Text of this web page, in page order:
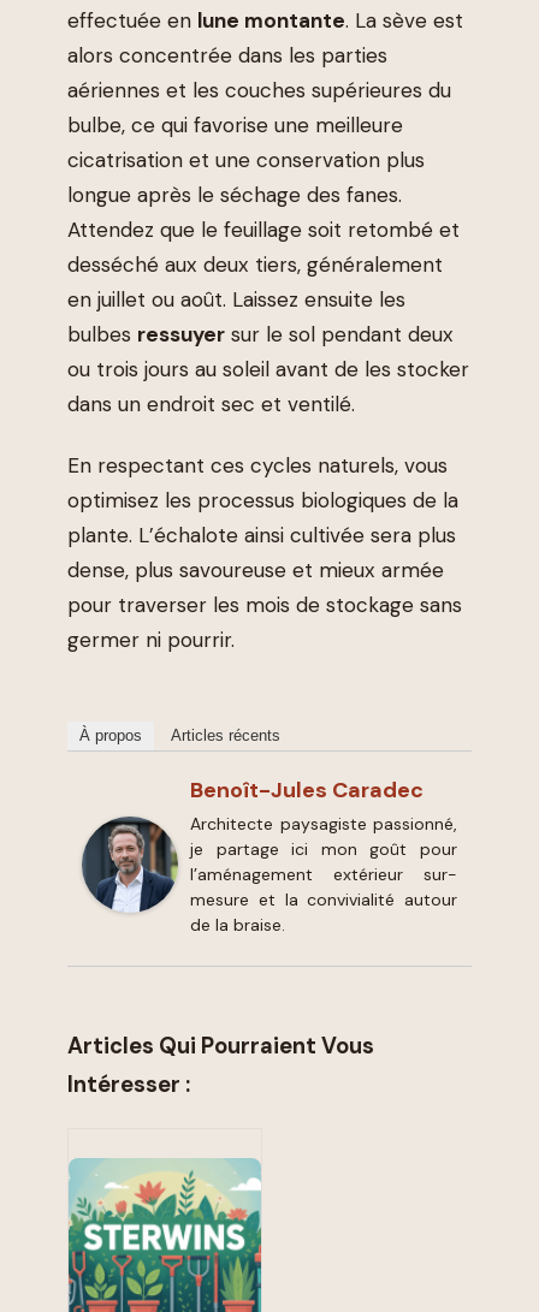
effectuée en lune montante. La sève est
alors concentrée dans les parties
aériennes et les couches supérieures du
bulbe, ce qui favorise une meilleure
cicatrisation et une conservation plus
longue après le séchage des fanes.
Attendez que le feuillage soit retombé et
desséché aux deux tiers, généralement
en juillet ou août. Laissez ensuite les
bulbes ressuyer sur le sol pendant deux
ou trois jours au soleil avant de les stocker
dans un endroit sec et ventilé.
En respectant ces cycles naturels, vous
optimisez les processus biologiques de la
plante. L’échalote ainsi cultivée sera plus
dense, plus savoureuse et mieux armée
pour traverser les mois de stockage sans
germer ni pourrir.
À propos Articles récents
Benoît-Jules Caradec
Architecte paysagiste passionné,
je partage ici mon goût pour
l’aménagement extérieur sur-
mesure et la convivialité autour
de la braise.
Articles Qui Pourraient Vous
Intéresser :